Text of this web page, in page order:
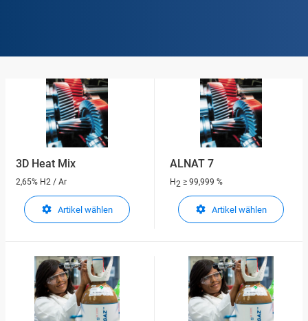
3D Heat Mix
2,65% H2 / Ar
Artikel wählen
ALNAT 7
H2 ≥ 99,999 %
Artikel wählen